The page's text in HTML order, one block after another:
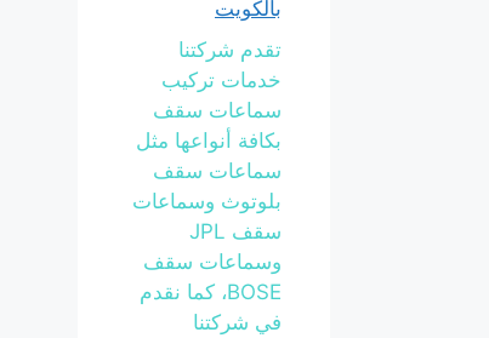
بالكويت
تقدم شركتنا
خدمات تركيب
سماعات سقف
بكافة أنواعها مثل
سماعات سقف
بلوتوث وسماعات
سقف JPL
وسماعات سقف
BOSE، كما نقدم
في شركتنا